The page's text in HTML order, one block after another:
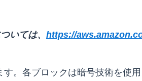
いては、 https://
。各ブロックは暗号技術を使用